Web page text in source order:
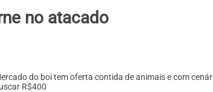
no atacado
do boi tem oferta contida de animais e com
R$400